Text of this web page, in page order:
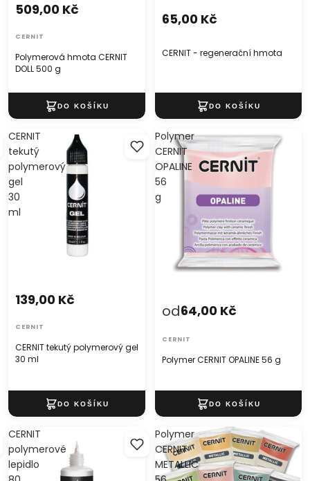
Polymerová hmota CERNIT
DOLL 500 g
509,00 Kč
CERNIT
CERNIT - regenerační hmota
65,00 Kč
CERNIT
tekutý
polymerový
gel
30
ml
CERNIT tekutý polymerový gel
30 ml
139,00 Kč
CERNIT
Polymer
CERNIT
OPALINE
56
g
Polymer CERNIT OPALINE 56 g
od64,00 Kč
CERNIT
CERNIT
polymerové
lepidlo
Polymer
CERNIT
METALLIC